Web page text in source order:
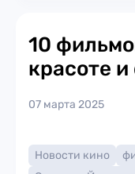
10
красоте и
07 марта 2025
Новости кино